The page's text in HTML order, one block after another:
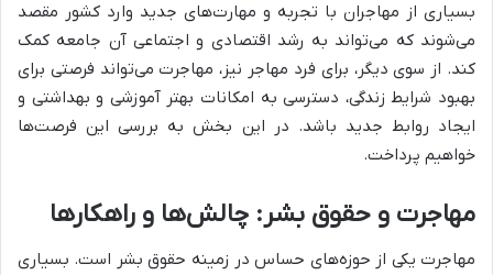
بسیاری از مهاجران با تجربه و مهارت‌های جدید وارد کشور مقصد
می‌شوند که می‌تواند به رشد اقتصادی و اجتماعی آن جامعه کمک
کند. از سوی دیگر، برای فرد مهاجر نیز، مهاجرت می‌تواند فرصتی برای
بهبود شرایط زندگی، دسترسی به امکانات بهتر آموزشی و بهداشتی و
ایجاد روابط جدید باشد. در این بخش به بررسی این فرصت‌ها
خواهیم پرداخت.
مهاجرت و حقوق بشر: چالش‌ها و راهکارها
مهاجرت یکی از حوزه‌های حساس در زمینه حقوق بشر است. بسیاری